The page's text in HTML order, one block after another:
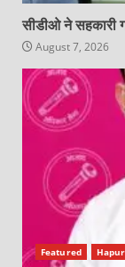
सीडीओ ने सहकारी
August 7, 2026
Featured